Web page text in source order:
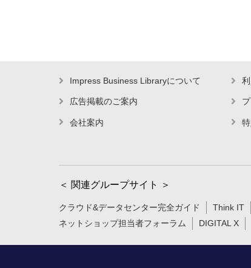
Impress Business Libraryについて
広告掲載のご案内
会社案内
＜ 関連グループサイト ＞
クラウド&データセンター完全ガイド Think IT
ネットショップ担当者フォーラム
DIGITAL X